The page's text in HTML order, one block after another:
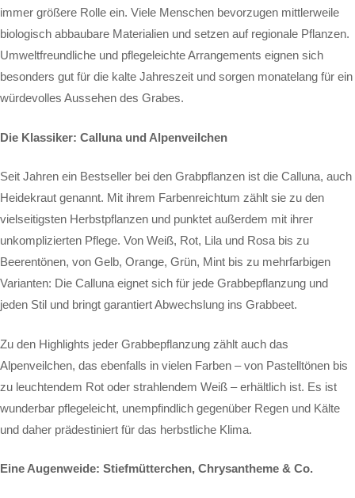
immer größere Rolle ein. Viele Menschen bevorzugen mittlerweile
biologisch abbaubare Materialien und setzen auf regionale Pflanzen.
Umweltfreundliche und pflegeleichte Arrangements eignen sich
besonders gut für die kalte Jahreszeit und sorgen monatelang für ein
würdevolles Aussehen des Grabes.
Die Klassiker: Calluna und Alpenveilchen
Seit Jahren ein Bestseller bei den Grabpflanzen ist die Calluna, auch
Heidekraut genannt. Mit ihrem Farbenreichtum zählt sie zu den
vielseitigsten Herbstpflanzen und punktet außerdem mit ihrer
unkomplizierten Pflege. Von Weiß, Rot, Lila und Rosa bis zu
Beerentönen, von Gelb, Orange, Grün, Mint bis zu mehrfarbigen
Varianten: Die Calluna eignet sich für jede Grabbepflanzung und
jeden Stil und bringt garantiert Abwechslung ins Grabbeet.
Zu den Highlights jeder Grabbepflanzung zählt auch das
Alpenveilchen, das ebenfalls in vielen Farben – von Pastelltönen bis
zu leuchtendem Rot oder strahlendem Weiß – erhältlich ist. Es ist
wunderbar pflegeleicht, unempfindlich gegenüber Regen und Kälte
und daher prädestiniert für das herbstliche Klima.
Eine Augenweide: Stiefmütterchen, Chrysantheme & Co.